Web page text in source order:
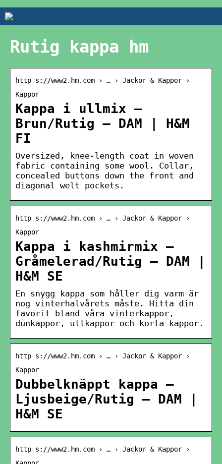
Rutig kappa hm
http s://www2.hm.com › … › Jackor & Kappor ›
Kappor
Kappa i ullmix –
Brun/Rutig – DAM | H&M
FI
Oversized, knee-length coat in woven
fabric containing some wool. Collar,
concealed buttons down the front and
diagonal welt pockets.
http s://www2.hm.com › … › Jackor & Kappor ›
Kappor
Kappa i kashmirmix –
Gråmelerad/Rutig – DAM |
H&M SE
En snygg kappa som håller dig varm är
nog vinterhalvårets måste. Hitta din
favorit bland våra vinterkappor,
dunkappor, ullkappor och korta kappor.
http s://www2.hm.com › … › Jackor & Kappor ›
Kappor
Dubbelknäppt kappa –
Ljusbeige/Rutig – DAM |
H&M SE
http s://www2.hm.com › … › Jackor & Kappor ›